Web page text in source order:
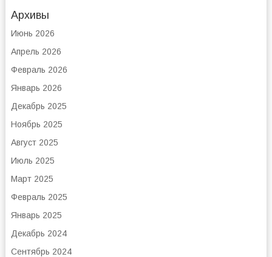
Архивы
Июнь 2026
Апрель 2026
Февраль 2026
Январь 2026
Декабрь 2025
Ноябрь 2025
Август 2025
Июль 2025
Март 2025
Февраль 2025
Январь 2025
Декабрь 2024
Сентябрь 2024